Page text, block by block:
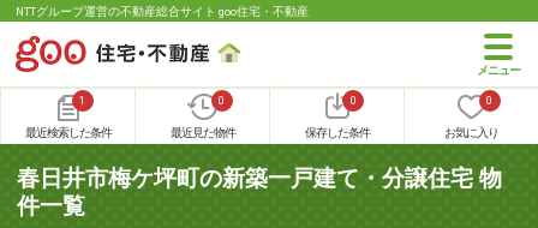
NTTグループ運営の不動産総合サイト goo住宅・不動産
1
最近検索した条件
0
最近見た物件
0
保存した条件
0
お気に入り
春日井市梅ケ坪町の新築一戸建て・分譲住宅 物
件一覧